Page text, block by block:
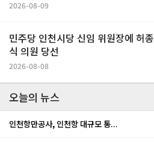
2026-08-09
민주당 인천시당 신임 위원장에 허종
식 의원 당선
2026-08-08
오늘의 뉴스
인천항만공사, 인천항 대규모 통...